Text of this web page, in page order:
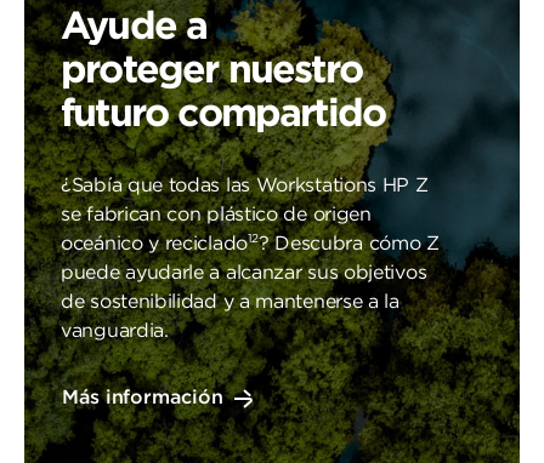
Ayude a
proteger nuestro
futuro compartido
¿Sabía que todas las Workstations HP Z
se fabrican con plástico de origen
oceánico y reciclado12? Descubra cómo Z
puede ayudarle a alcanzar sus objetivos
de sostenibilidad y a mantenerse a la
vanguardia.
Más información